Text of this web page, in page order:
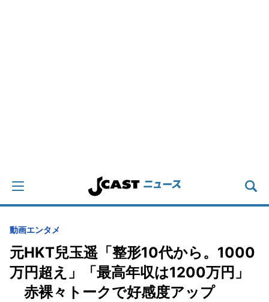
動画エンタメ
元HKT兒玉遥「整形10代から。1000
万円超え」「最高年収は1200万円」
赤裸々トークで好感度アップ